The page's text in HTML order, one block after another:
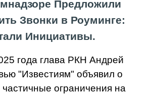
Предложили
Звонки в Роуминге:
Инициативы.
года глава РКН Андрей
"Известиям" объявил о
частичные ограничения на